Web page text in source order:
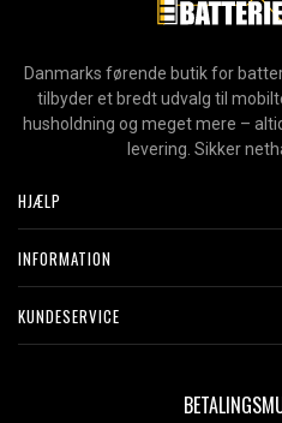
Danmarks førende butik for
tilbyder et bredt udvalg til
husholdning og meget mere –
levering. Sikker
HJÆLP
INFORMATION
KUNDESERVICE